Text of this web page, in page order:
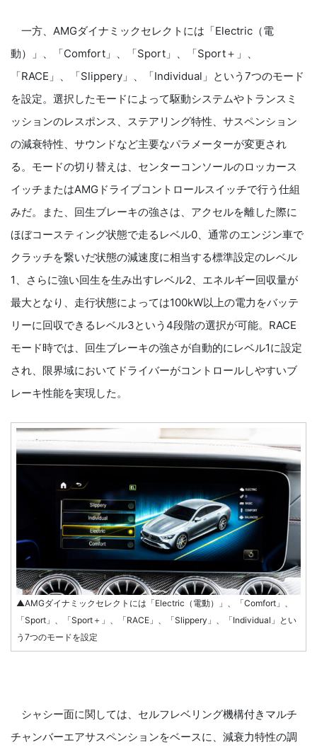
一方、AMGダイナミックセレクトには「Electric（電
動）」、「Comfort」、「Sport」、「Sport＋」、
「RACE」、「Slippery」、「Individual」という7つのモード
を設定。選択したモードによって駆動システムやトランスミ
ッションのレスポンス、ステアリング特性、サスペンション
の減衰特性、サウンドなど主要なパラメーターが変更され
る。モードの切り替えは、センターコンソールのロッカース
イッチまたはAMGドライブコントロールスイッチで行う仕組
みだ。また、回生ブレーキの強さは、アクセルを離した際に
ほぼコースティング状態で走るレベル0、通常のエンジン車で
クラッチを繋いだ状態の減速度に相当する標準設定のレベル
1、さらに強い回生を生み出すレベル2、エネルギー回収量が
最大となり、走行状態によっては100kW以上の電力をバッテ
リーに回収できるレベル3という4段階の選択が可能。RACE
モード時では、回生ブレーキの強さが自動的にレベル1に設定
され、限界域においてドライバーがコントロールしやすいブ
レーキ性能を実現した。
▲AMGダイナミックセレクトには「Electric（電動）」、「Comfort」、
「Sport」、「Sport＋」、「RACE」、「Slippery」、「Individual」とい
う7つのモードを設定
シャシー面に関しては、セルフレベリング機構付きマルチ
チャンバーエアサスペンションをベースに、減衰力特性の調